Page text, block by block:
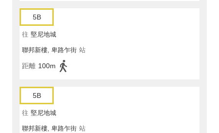
5B
往 堅尼地城
聯邦新樓, 卑路乍街 站
距離 100m
5B
往 堅尼地城
聯邦新樓, 卑路乍街 站